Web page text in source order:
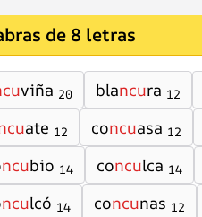
de 8 letras
viña 20 blancura 12
ate 12 concuasa 12
ncubio 14 conculca 14
nculcó 14 concunas 12